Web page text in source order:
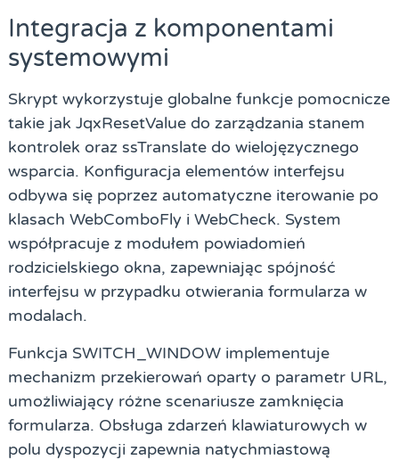
Integracja z komponentami
systemowymi
Skrypt wykorzystuje globalne funkcje pomocnicze
takie jak JqxResetValue do zarządzania stanem
kontrolek oraz ssTranslate do wielojęzycznego
wsparcia. Konfiguracja elementów interfejsu
odbywa się poprzez automatyczne iterowanie po
klasach WebComboFly i WebCheck. System
współpracuje z modułem powiadomień
rodzicielskiego okna, zapewniając spójność
interfejsu w przypadku otwierania formularza w
modalach.
Funkcja SWITCH_WINDOW implementuje
mechanizm przekierowań oparty o parametr URL,
umożliwiający różne scenariusze zamknięcia
formularza. Obsługa zdarzeń klawiaturowych w
polu dyspozycji zapewnia natychmiastową